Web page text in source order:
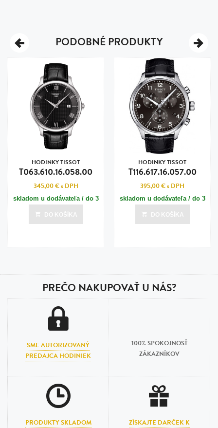
PODOBNÉ PRODUKTY
HODINKY TISSOT
T063.610.16.058.00
345,00 €s DPH
skladom u dodávateľa / do 3
Posledná aktualizácia dnes o 12:00
DO KOŠÍKA
HODINKY TISSOT
T116.617.16.057.00
395,00 €s DPH
skladom u dodávateľa / do 3
Posledná aktualizácia dnes o 12:00
DO KOŠÍKA
PREČO NAKUPOVAŤ U NÁS?
SME AUTORIZOVANÝ
PREDAJCA HODINIEK
100% SPOKOJNOSŤ
ZÁKAZNÍKOV
PRODUKTY SKLADOM
ZÍSKAJTE DARČEK K